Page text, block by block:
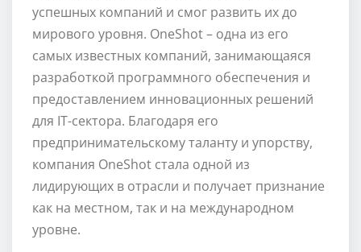
успешных компаний и смог развить их до
мирового уровня. OneShot – одна из его
самых известных компаний, занимающаяся
разработкой программного обеспечения и
предоставлением инновационных решений
для IT-сектора. Благодаря его
предпринимательскому таланту и упорству,
компания OneShot стала одной из
лидирующих в отрасли и получает признание
как на местном, так и на международном
уровне.